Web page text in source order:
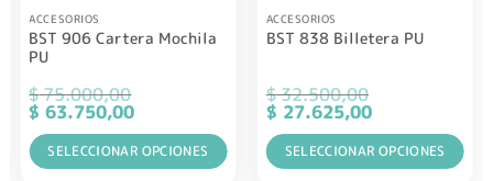
ACCESORIOS
BST 906 Cartera Mochila
PU
$75.000,00
El
precio
original
era:
$ 75.000,00.
$ 63.750,00El
precio
actual
es:
$ 63.750,00.
SELECCIONAR OPCIONES
ACCESORIOS
BST 838 Billetera PU
$32.500,00
El
precio
original
era:
$ 32.500,00.
$ 27.625,00El
precio
actual
es:
$ 27.625,00.
SELECCIONAR OPCIONES